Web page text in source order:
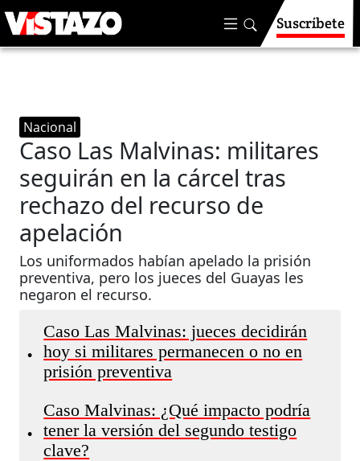
Suscríbete
Nacional
Caso Las Malvinas: militares
seguirán en la cárcel tras
rechazo del recurso de
apelación
Los uniformados habían apelado la prisión
preventiva, pero los jueces del Guayas les
negaron el recurso.
•
Caso Las Malvinas: jueces decidirán
hoy si militares permanecen o no en
prisión preventiva
•
Caso Malvinas: ¿Qué impacto podría
tener la versión del segundo testigo
clave?